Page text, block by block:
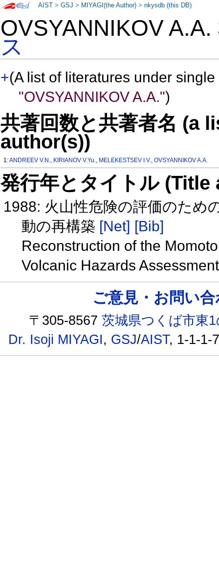
OVSYANNIKOV
ス
+(A list of literatures under
"OVSYANNIKOV A.A.")
共著回数と共著者名 (a
author(s))
1:ANDREEV V.N., KIRIANOV V.Yu., MELEKESTSEV I.V.,OVSYANNIKOV A.A.
発行年とタイトル
1988: 火山性危険の評価のため
動の再構築 [Net] [Bib]
Reconstruction of the
Volcanic Hazards
AIST >GSJ > MIYAGI(the Author) >nkysdb (this DB)
ご意見・お問い
〒305-8567茨城県つくば市東
Dr. Isoji MIYAGI, GSJ/AIST, 1-1-1-